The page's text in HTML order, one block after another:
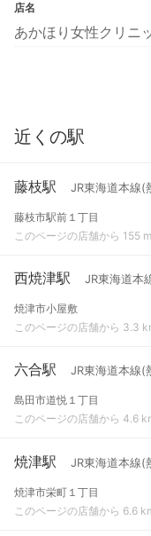
店名
あかほり女性クリニ
近くの駅
藤枝駅 JR東海道本線(
藤枝市駅前１丁目
このページの店舗から 155 m
西焼津駅 JR東海道本
焼津市小屋敷
このページの店舗から 3.3
六合駅 JR東海道本線(
島田市道悦１丁目
このページの店舗から 4.6
焼津駅 JR東海道本線(
焼津市栄町１丁目
このページの店舗から 6.6